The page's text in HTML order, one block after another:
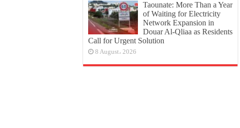
Taounate: More Than a Year
of Waiting for Electricity
Network Expansion in
Douar Al-Qliaa as Residents
Call for Urgent Solution
8 August، 2026